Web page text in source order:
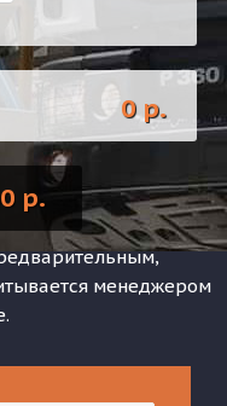
0 р.
р.
менеджером